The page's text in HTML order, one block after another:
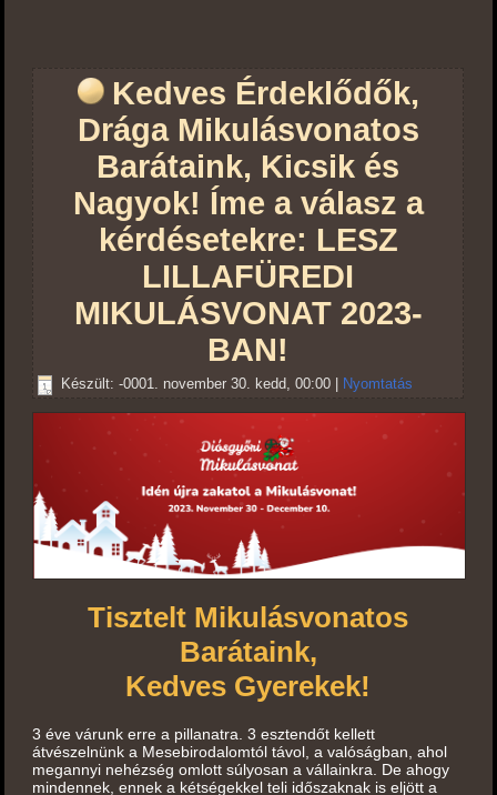
Kedves Érdeklődők,
Drága Mikulásvonatos
Barátaink, Kicsik és
Nagyok! Íme a válasz a
kérdésetekre: LESZ
LILLAFÜREDI
MIKULÁSVONAT 2023-
BAN!
Készült: -0001. november 30. kedd, 00:00 Nyomtatás
Tisztelt Mikulásvonatos
Barátaink,
Kedves Gyerekek!
3 éve várunk erre a pillanatra. 3 esztendőt kellett
átvészelnünk a Mesebirodalomtól távol, a valóságban, ahol
megannyi nehézség omlott súlyosan a vállainkra. De ahogy
mindennek, ennek a kétségekkel teli időszaknak is eljött a